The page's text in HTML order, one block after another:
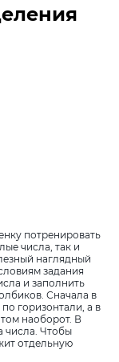
потренировать
числа, так и
наглядный
задания
и заполнить
Сначала в
горизонтали, а в
наоборот. В
числа. Чтобы
отдельную